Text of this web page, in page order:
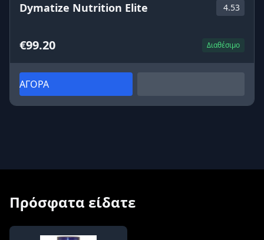
Dymatize Nutrition Elite 4.53
€99.20 Διαθέσιμο
ΑΓΟΡΑ
Πρόσφατα είδατε